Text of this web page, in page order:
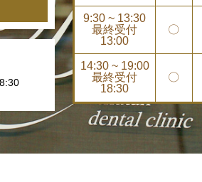
9:30 ~ 13:30
最終受付
13:00
〇
14:30 ~ 19:00
最終受付
18:30
〇